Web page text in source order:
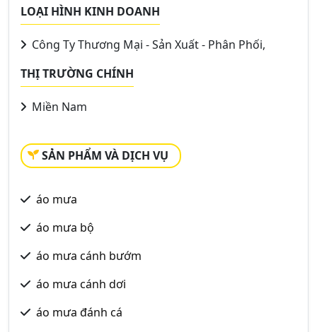
LOẠI HÌNH KINH DOANH
Công Ty Thương Mại - Sản Xuất - Phân Phối,
THỊ TRƯỜNG CHÍNH
Miền Nam
SẢN PHẨM VÀ DỊCH VỤ
áo mưa
áo mưa bộ
áo mưa cánh bướm
áo mưa cánh dơi
áo mưa đánh cá